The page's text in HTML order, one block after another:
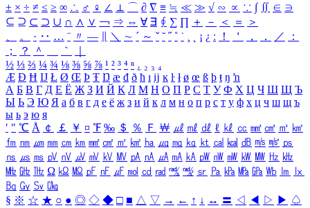
± × ÷ ≠ ≤ ≥ ∞ ∴ ♂ ♀ ∠ ⊥ ⌒ ∂ ∇ ≡ ≒ ≪ ≫ √ ∽ ∝ ∵ ∫ ∬ ∈ ∋
⊆ ⊇ ⊂ ⊃ ∪ ∩ ∧ ∨ ￢ ⇒ ⇔ ∀ ∃ ∮ ∑ ∏ ＋ － ＜ ＝
＞
、
。 · ‥ … ¨ 〃 ― ＼ ∼ ´ ～ ˇ ˘ ˝ ˚ ˙ ¸ ¡ ¿ ː ！ ＇ ， ． ／
：
；
？ ＾ ｀
½ ⅓ ⅔ ¼ ¾ ⅛ ⅜ ⅝ ⅞ ¹ ² ³ ⁴ ⁿ ₁ ₂ ₃ ₄
Æ Ð Ħ Ĳ Ł Ø Œ Þ Ŧ Ŋ æ đ ð ħ ı ĳ ĸ ŀ ł ø œ ß þ ŧ ŋ ŉ
А Б В Г Д Е Ё Ж З И Й К Л М Н О П Р С Т У Ф Х Ц Ч Ш Щ Ъ
Ы Ь Э Ю Я а б в г д е ё ж з и й к л м н о п р с т у ф х ц ч ш щ ъ
ы ь э ю я
′ ″ ℃ Å ￠ ￡ ￥ ¤ ℉ ‰ ＄ ％ Ｆ ￦ ㎕ ㎖ ㎗ ℓ ㎘ ㏄ ㎣ ㎤ ㎥ ㎦
㎙ ㎚ ㎛ ㎜ ㎝ ㎞ ㎟ ㎠ ㎡ ㎢ ㏊ ㎍ ㎎ ㎏ ㏏ ㎈ ㎉ ㏈ ㎧ ㎨ ㎰
㎱ ㎲ ㎳ ㎴ ㎵ ㎶ ㎷ ㎸ ㎹ ㎀ ㎁ ㎂ ㎃ ㎄ ㎺ ㎻ ㎽ ㎾ ㎿ ㎐ ㎑
㎒ ㎓ ㎔ Ω ㏀ ㏁ ㎊ ㎋ ㎌ ㏖ ㏅ ㎭ ㎮ ㎯ ㏛ ㎩ ㎪ ㎫ ㎬ ㏝ ㏐
㏓
㏃ ㏉ ㏜ ㏆
§ ※ ☆ ★ ○ ● ◎ ◇ ◆ □ ■ △ ▽ → ← ↑ ↓ ↔ 〓 ◁ ◀ ▷ ▶ ♤